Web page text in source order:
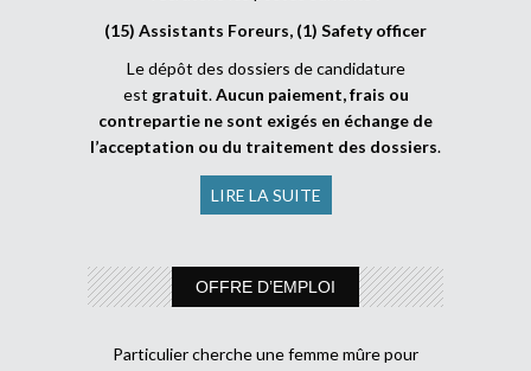
(15) Assistants Foreurs, (1) Safety officer
Le dépôt des dossiers de candidature
est gratuit.Aucun paiement, frais ou
contrepartie ne sont exigés en échange de
l’acceptation ou du traitement des dossiers.
LIRE LA SUITE
OFFRE D’EMPLOI
Particulier cherche une femme mûre pour